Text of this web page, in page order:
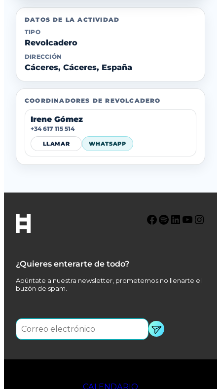
DATOS DE LA ACTIVIDAD
TIPO
Revolcadero
DIRECCIÓN
Cáceres, Cáceres, España
COORDINADORES DE REVOLCADERO
Irene Gómez
+34 617 115 514
LLAMAR WHATSAPP
¿Quieres enterarte de todo?
Apúntate a nuestra newsletter, prometemos no llenarte el
buzón de spam.
Facebook Spotify LinkedIn YouTube Instagram
CALENDARIO